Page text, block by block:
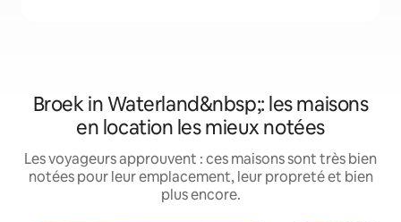
Broek in Waterland&nbsp;: les maisons
en location les mieux notées
Les voyageurs approuvent : ces maisons sont très bien
notées pour leur emplacement, leur propreté et bien
plus encore.